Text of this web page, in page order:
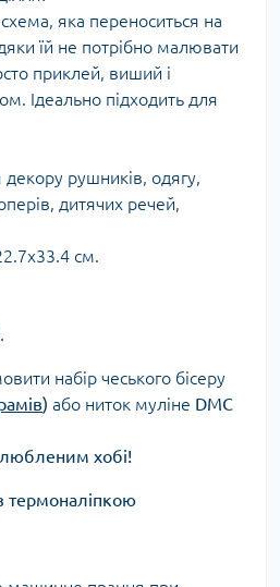
яка переноситься на
їй не потрібно малювати
приклей, виший і
Ідеально підходить для
декору рушників, одягу,
дитячих речей,
см.
набір чеського бісеру
) або ниток муліне DMC
хобі!
термоналіпкою